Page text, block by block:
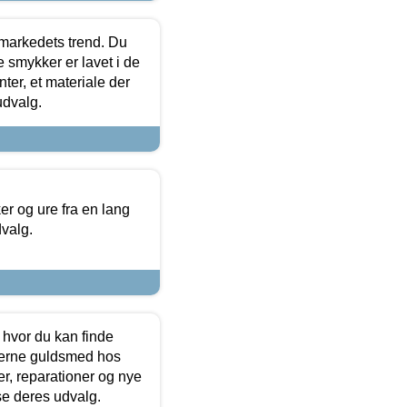
trend. Du
smykker er lavet i de
et materiale der
og ure fra en lang
du kan finde
guldsmed hos
reparationer og nye
deres udvalg.